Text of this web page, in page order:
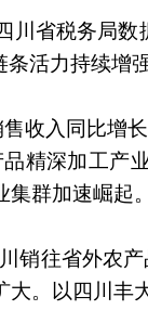
川省税务局
活力持续增强
收入同比增
精深加工
群加速崛起。
销往省外农
。以四川丰